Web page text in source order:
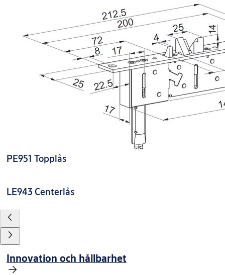
PE951 Topplås
LE943 Centerlås
Innovation och hållbarhet